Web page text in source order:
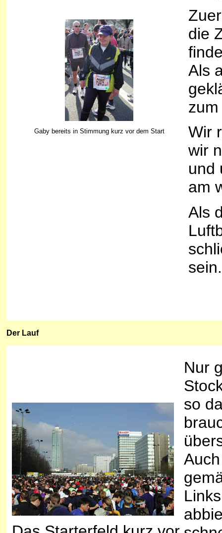
Gaby bereits in Stimmung kurz vor dem Start
die
Als
Wir
wir
und
am
Als
Der Lauf
Nur
so